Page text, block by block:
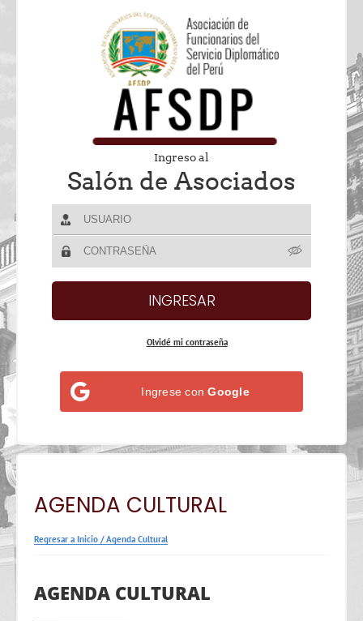
Ingreso al
Salón de Asociados
Olvidé mi contraseña
Ingrese conGoogle
AGENDA CULTURAL
Regresar a Inicio /Agenda Cultural
AGENDA CULTURAL